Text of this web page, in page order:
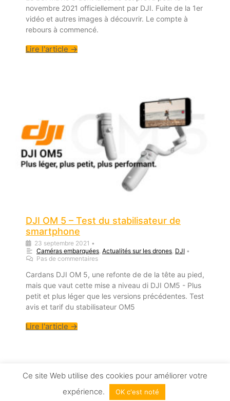
novembre 2021 officiellement par DJI. Fuite de la 1er
vidéo et autres images à découvrir. Le compte à
rebours à commencé.
Lire l'article →
DJI OM 5 – Test du stabilisateur de
smartphone
23 septembre 2021 •
Caméras embarquées, Actualités sur les drones, DJI •
Pas de commentaires
Cardans DJI OM 5, une refonte de de la tête au pied,
mais que vaut cette mise a niveau di DJI OM5 - Plus
petit et plus léger que les versions précédentes. Test
avis et tarif du stabilisateur OM5
Lire l'article →
1 2 3 … 5 Suivant »
Ce site Web utilise des cookies pour améliorer votre
expérience.
OK c'est noté